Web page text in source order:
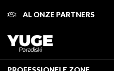
AL ONZE PARTNERS